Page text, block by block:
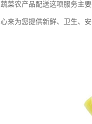
蔬菜农产品配送这项服务主
心来为您提供新鲜、卫生、